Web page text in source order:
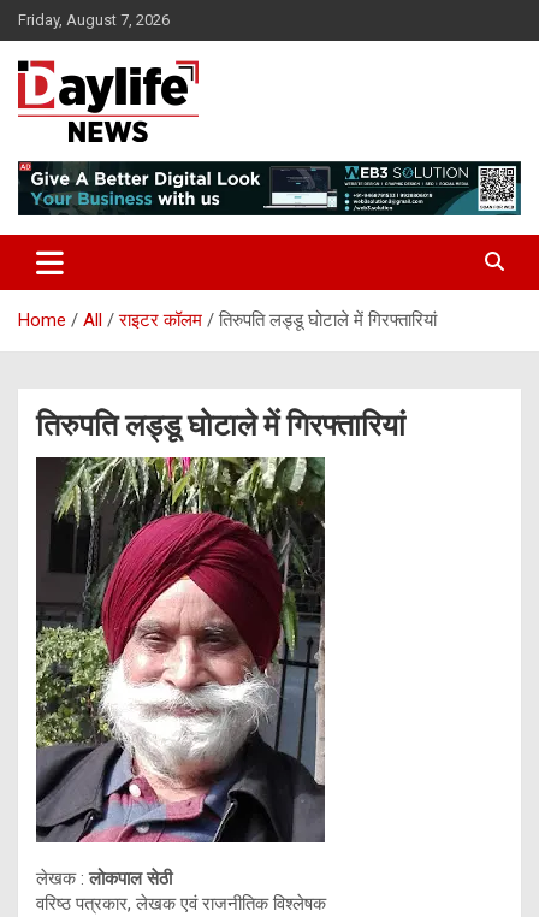
Skip
to
content
Friday, August 7, 2026
daylifenews
Home All राइटर कॉलम तिरुपति लड्डू घोटाले में गिरफ्तारियां
तिरुपति लड्डू घोटाले में गिरफ्तारियां
लेखक :लोकपाल सेठी
वरिष्ठ पत्रकार, लेखक एवं राजनीतिक विश्लेषक